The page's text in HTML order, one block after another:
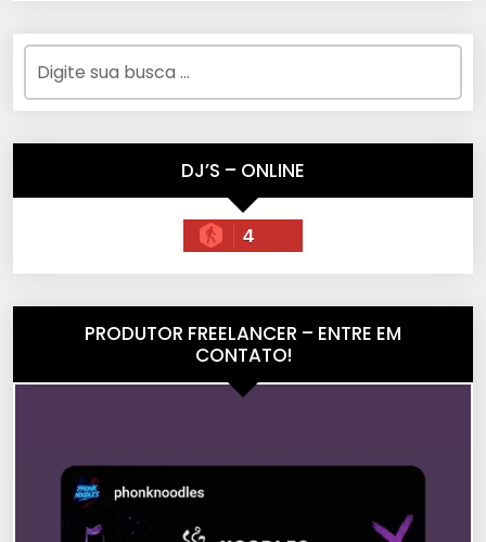
DJ’S – ONLINE
4
PRODUTOR FREELANCER – ENTRE EM
CONTATO!